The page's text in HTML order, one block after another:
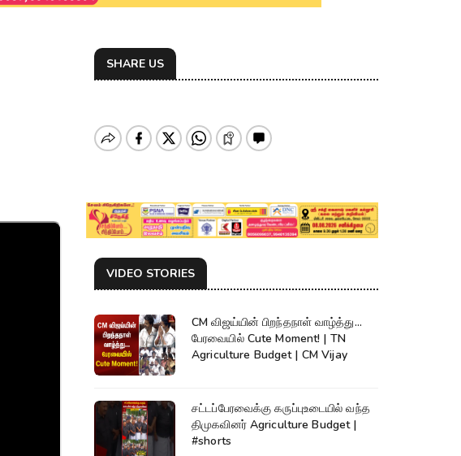
SHARE US
VIDEO STORIES
CM விஜய்யின் பிறந்தநாள் வாழ்த்து...
பேரவையில் Cute Moment! | TN
Agriculture Budget | CM Vijay
சட்டப்பேரவைக்கு கருப்புஉடையில் வந்த
திமுகவினர் Agriculture Budget |
#shorts